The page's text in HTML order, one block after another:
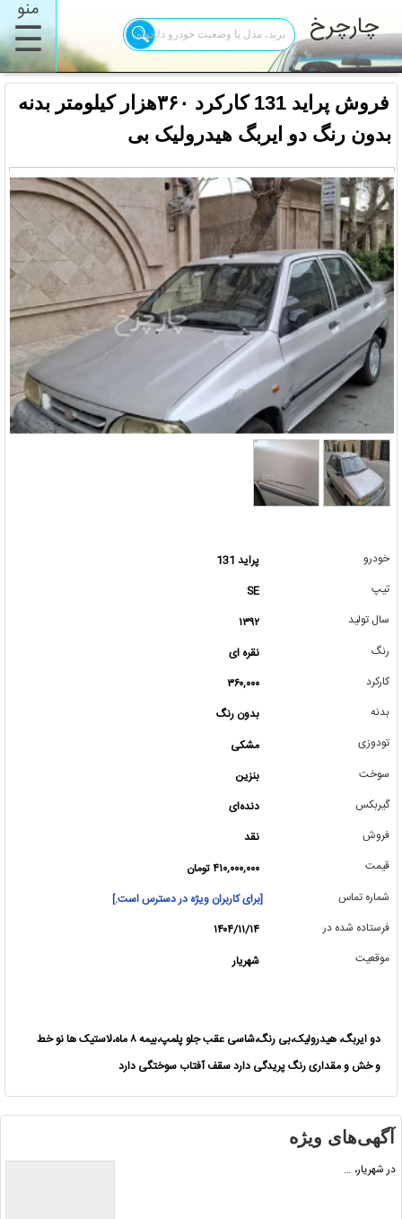
منو
☰ چارچرخ
فروش پراید 131 کارکرد ۳۶۰هزار کیلومتر بدنه
بدون رنگ دو ایربگ هیدرولیک بی
خودرو
پراید 131
تیپ
SE
سال تولید
۱۳۹۲
رنگ
نقره ای
کارکرد
۳۶۰,۰۰۰
بدنه
بدون رنگ
تودوزی
مشکی
سوخت
بنزین
گیربکس
دنده‌ای
فروش
نقد
قیمت
۴۱۰,۰۰۰,۰۰۰ تومان
شماره تماس
[برای کاربران ویژه در دسترس است.]
فرستاده شده در
۱۴۰۴/۱۱/۱۴
موقعیت
شهریار
دو ایربگ، هیدرولیک،بی رنگ،شاسی عقب جلو پلمپ،بیمه ۸ ماه،لاستیک ها نو خط
و خش و مقداری رنگ پریدگی دارد سقف آفتاب سوختگی دارد
آگهی‌های ویژه
در شهریار، …